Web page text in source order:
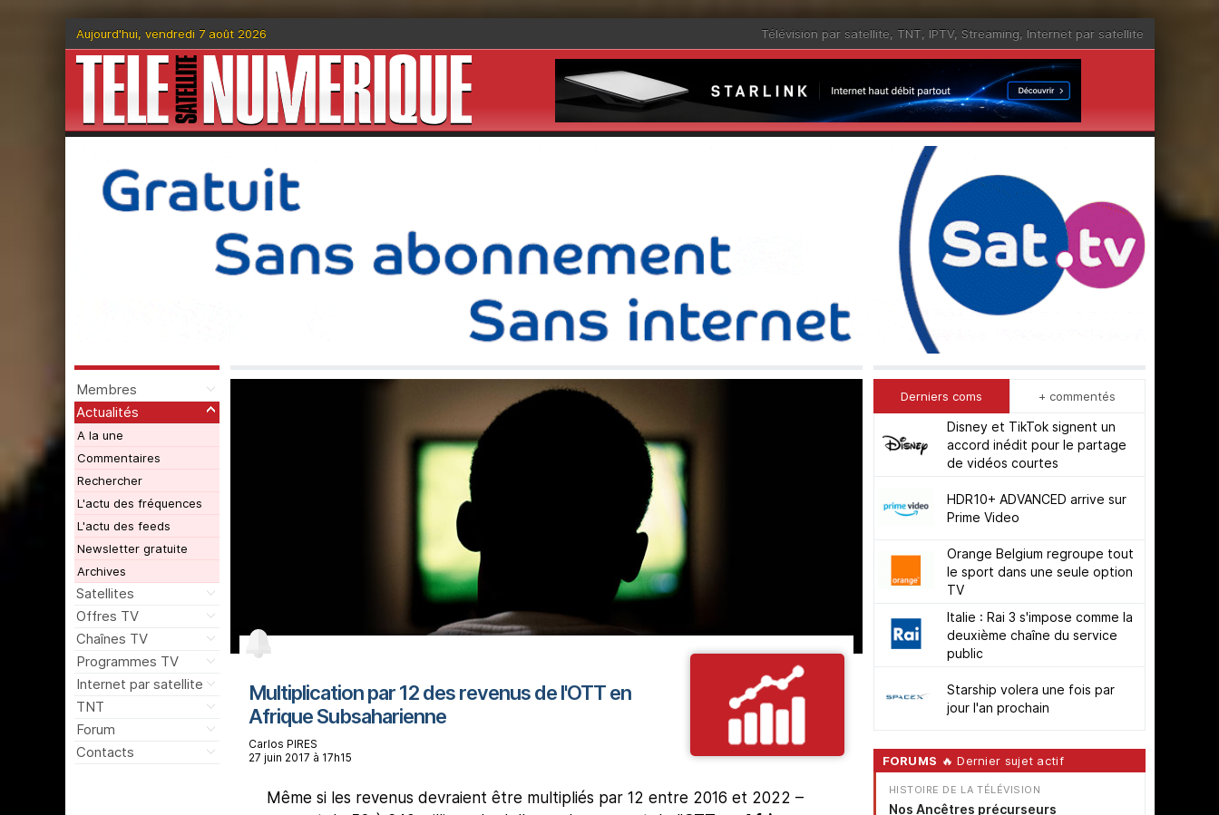
Aujourd'hui, vendredi 7 août 2026 Télévision par satellite, TNT, IPTV, Streaming, Internet par satellite
Membres
Actualités
A la une
Commentaires
Rechercher
L'actu des fréquences
L'actu des feeds
Newsletter gratuite
Archives
Satellites
Offres TV
Chaînes TV
Programmes TV
Internet par satellite
TNT
Forum
Contacts
Multiplication par 12 des revenus de l'OTT en
Afrique Subsaharienne
Carlos PIRES
27 juin 2017 à 17h15
Même si les revenus devraient être multipliés par 12 entre 2016 et 2022 –
Derniers coms + commentés
Disney et TikTok signent un
accord inédit pour le partage
de vidéos courtes
HDR10+ ADVANCED arrive sur
Prime Video
Orange Belgium regroupe tout
le sport dans une seule option
TV
Italie : Rai 3 s'impose comme la
deuxième chaîne du service
public
Starship volera une fois par
jour l'an prochain
FORUMS 🔥 Dernier sujet actif
HISTOIRE DE LA TÉLÉVISION
Nos Ancêtres précurseurs